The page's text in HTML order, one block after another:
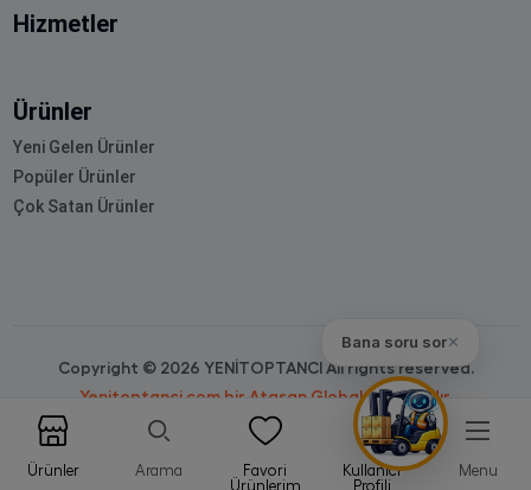
Bana soru sor✕
Ürünler Arama
Favori
Ürünlerim
Kullanıcı
Profili
Menu
Hizmetler
Ürünler
Yeni Gelen Ürünler
Popüler Ürünler
Çok Satan Ürünler
Copyright © 2026 YENİTOPTANCI All rights reserved.
Yenitoptanci.com bir Atasan Global markasıdır.